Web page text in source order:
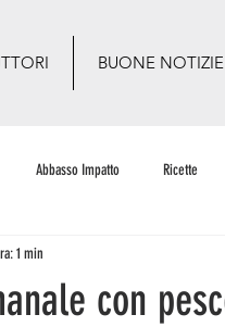
BUONE NOTIZIE
Abbasso Impatto Ricette
con
1 min